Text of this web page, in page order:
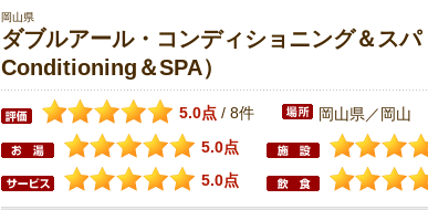
岡山県
ダブルアール・コンディショニング＆スパ
Conditioning＆SPA）
5.0点 / 8件 岡山県／岡山
5.0点
5.0点